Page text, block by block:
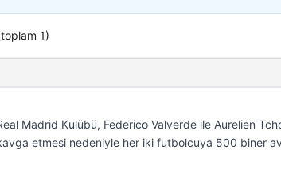
1)
Madrid Kulübü, Federico Valverde ile Aurelien
etmesi nedeniyle her iki futbolcuya 500 biner